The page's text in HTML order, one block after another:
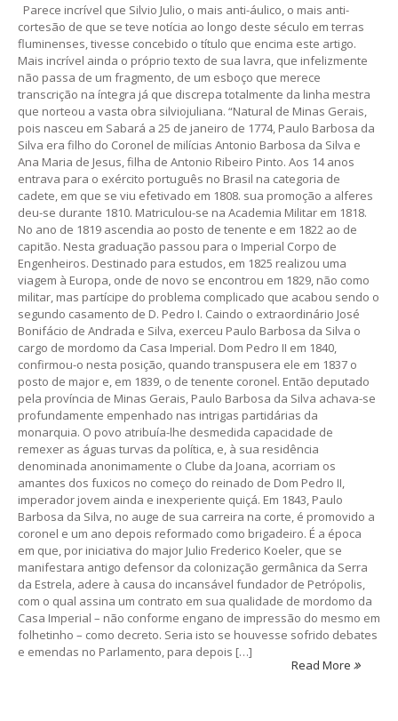
Parece incrível que Silvio Julio, o mais anti-áulico, o mais anti-
cortesão de que se teve notícia ao longo deste século em terras
fluminenses, tivesse concebido o título que encima este artigo.
Mais incrível ainda o próprio texto de sua lavra, que infelizmente
não passa de um fragmento, de um esboço que merece
transcrição na íntegra já que discrepa totalmente da linha mestra
que norteou a vasta obra silviojuliana. “Natural de Minas Gerais,
pois nasceu em Sabará a 25 de janeiro de 1774, Paulo Barbosa da
Silva era filho do Coronel de milícias Antonio Barbosa da Silva e
Ana Maria de Jesus, filha de Antonio Ribeiro Pinto. Aos 14 anos
entrava para o exército português no Brasil na categoria de
cadete, em que se viu efetivado em 1808. sua promoção a alferes
deu-se durante 1810. Matriculou-se na Academia Militar em 1818.
No ano de 1819 ascendia ao posto de tenente e em 1822 ao de
capitão. Nesta graduação passou para o Imperial Corpo de
Engenheiros. Destinado para estudos, em 1825 realizou uma
viagem à Europa, onde de novo se encontrou em 1829, não como
militar, mas partícipe do problema complicado que acabou sendo o
segundo casamento de D. Pedro I. Caindo o extraordinário José
Bonifácio de Andrada e Silva, exerceu Paulo Barbosa da Silva o
cargo de mordomo da Casa Imperial. Dom Pedro II em 1840,
confirmou-o nesta posição, quando transpusera ele em 1837 o
posto de major e, em 1839, o de tenente coronel. Então deputado
pela província de Minas Gerais, Paulo Barbosa da Silva achava-se
profundamente empenhado nas intrigas partidárias da
monarquia. O povo atribuía-lhe desmedida capacidade de
remexer as águas turvas da política, e, à sua residência
denominada anonimamente o Clube da Joana, acorriam os
amantes dos fuxicos no começo do reinado de Dom Pedro II,
imperador jovem ainda e inexperiente quiçá. Em 1843, Paulo
Barbosa da Silva, no auge de sua carreira na corte, é promovido a
coronel e um ano depois reformado como brigadeiro. É a época
em que, por iniciativa do major Julio Frederico Koeler, que se
manifestara antigo defensor da colonização germânica da Serra
da Estrela, adere à causa do incansável fundador de Petrópolis,
com o qual assina um contrato em sua qualidade de mordomo da
Casa Imperial – não conforme engano de impressão do mesmo em
folhetinho – como decreto. Seria isto se houvesse sofrido debates
e emendas no Parlamento, para depois […]
Read More